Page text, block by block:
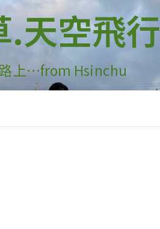
.天空飛行
上…from Hsinchu